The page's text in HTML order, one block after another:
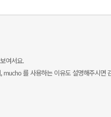
여서요.
를 사용하는 이유도 설명해주시면